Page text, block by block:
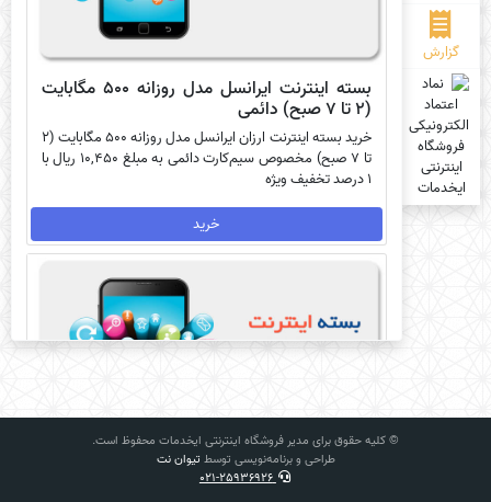
گزارش
بسته اینترنت ایرانسل مدل روزانه 500 مگابایت
(2 تا 7 صبح) دائمی
خرید بسته اینترنت ارزان ایرانسل مدل روزانه 500 مگابایت (2
تا 7 صبح) مخصوص سیم‌کارت دائمی به مبلغ 10,450 ریال با
1 درصد تخفیف ویژه
خرید
© کلیه حقوق برای مدیر فروشگاه اینترنتی ایخدمات محفوظ است.
طراحی و برنامه‌نویسی توسط تیوان نت
021-25936926